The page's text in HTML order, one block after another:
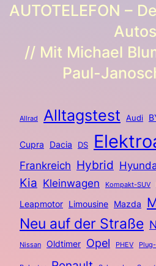
AUTOTELEFON –
// Mit Michael
Paul-
Allrad Alltagstest Audi
Cupra Dacia DS
Frankreich Hybrid
Kia Kleinwagen Kompakt-SUV
Leapmotor Limousine Mazda
Neu auf der Straße
Nissan Oldtimer Opel PHEV